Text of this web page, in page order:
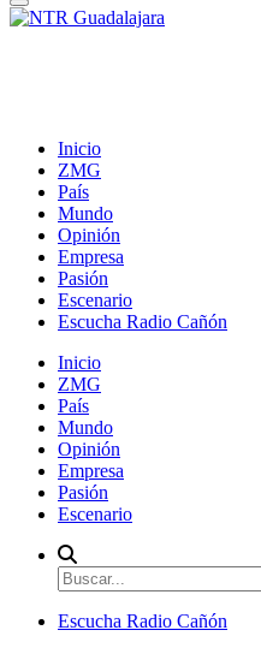
Inicio
ZMG
País
Mundo
Opinión
Empresa
Pasión
Escenario
Escucha Radio Cañón
Inicio
ZMG
País
Mundo
Opinión
Empresa
Pasión
Escenario
Escucha Radio Cañón